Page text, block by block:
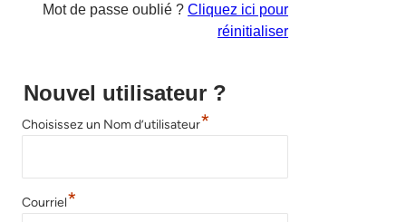
Mot de passe oublié ? Cliquez ici pour
réinitialiser
Nouvel utilisateur ?
Choisissez un Nom d’utilisateur*
Courriel*